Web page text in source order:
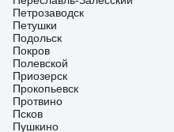
Петрозаводск
Петушки
Подольск
Покров
Полевской
Приозерск
Прокопьевск
Протвино
Псков
Пушкино